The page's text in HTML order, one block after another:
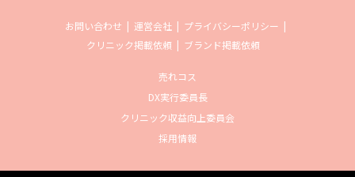
お問い合わせ 運営会社
プライバシーポリシー
クリニック掲載依頼
ブランド掲載依頼
売れコス
DX実行委員長
クリニック収益向上委員会
採用情報